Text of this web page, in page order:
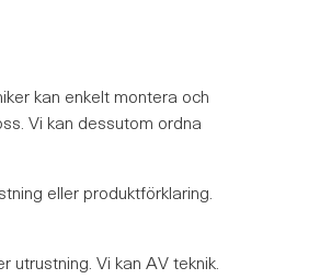
kan enkelt montera och
Vi kan dessutom ordna
eller produktförklaring.
Vi kan AV teknik.